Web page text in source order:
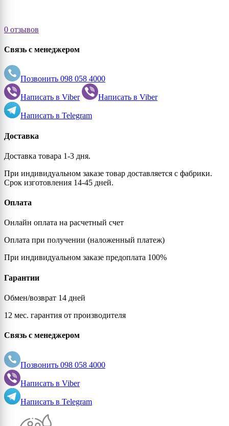
0 отзывов
Связь с менеджером
Позвонить 098 058 4000
Написать в Viber Написать в Viber
Написать в Telegram
Доставка
Доставка товара 1-3 дня.
При индивидуальном заказе товар доставляется с фабрики.
Срок изготовления 14-45 дней.
Оплата
Онлайн оплата на расчетный счет
Оплата при получении (наложенный платеж)
При индивидуальном заказе предоплата 100%
Гарантии
Обмен/возврат 14 дней
12 мес. гарантия от производителя
Связь с менеджером
Позвонить 098 058 4000
Написать в Viber
Написать в Telegram